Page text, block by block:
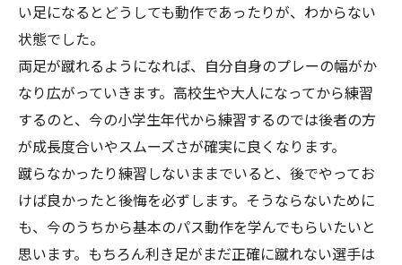
い足になるとどうしても動作であったりが、わからない
状態でした。
両足が蹴れるようになれば、自分自身のプレーの幅がか
なり広がっていきます。高校生や大人になってから練習
するのと、今の小学生年代から練習するのでは後者の方
が成長度合いやスムーズさが確実に良くなります。
蹴らなかったり練習しないままでいると、後でやってお
けば良かったと後悔を必ずします。そうならないために
も、今のうちから基本のパス動作を学んでもらいたいと
思います。もちろん利き足がまだ正確に蹴れない選手は